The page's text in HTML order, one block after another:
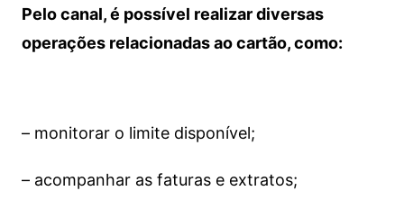
Pelo canal, é possível realizar diversas
operações relacionadas ao cartão, como:
– monitorar o limite disponível;
– acompanhar as faturas e extratos;